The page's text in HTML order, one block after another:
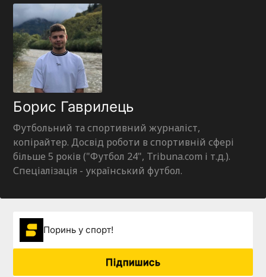
Борис Гаврилець
Футбольний та спортивний журналіст,
копірайтер. Досвід роботи в спортивній сфері
більше 5 років ("Футбол 24", Tribuna.com і т.д.).
Спеціалізація - український футбол.
Поринь у спорт!
Підпишись